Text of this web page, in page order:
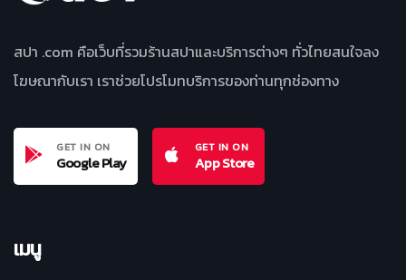
สปา .com คือเว็บที่รวมร้านสปาและบริการต่างๆ ทั่วไทยสนใจลง
โฆษณากับเรา เราช่วยโปรโมทบริการของท่านทุกช่องทาง
GET IN ON
Google Play
GET IN ON
App Store
เมนู